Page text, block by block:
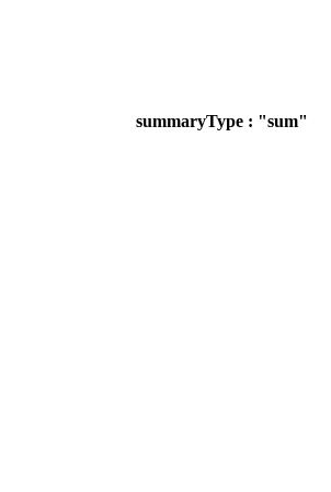
summaryType : "sum"